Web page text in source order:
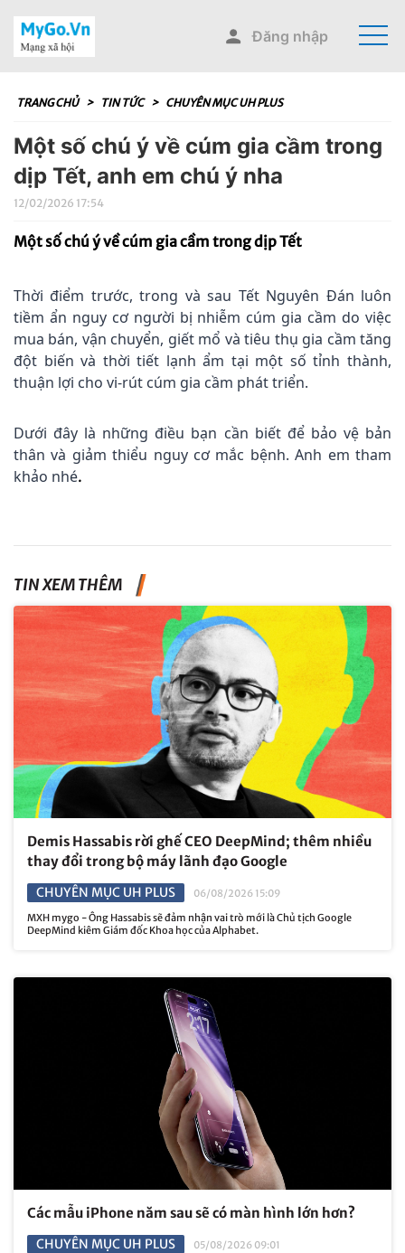
Đăng nhập
TRANG CHỦ > TIN TỨC > CHUYÊN MỤC UH PLUS
Một số chú ý về cúm gia cầm trong
dịp Tết, anh em chú ý nha
12/02/2026 17:54
Một số chú ý về cúm gia cầm trong dịp Tết
Thời điểm trước, trong và sau Tết Nguyên Đán luôn
tiềm ẩn nguy cơ người bị nhiễm cúm gia cầm do việc
mua bán, vận chuyển, giết mổ và tiêu thụ gia cầm tăng
đột biến và thời tiết lạnh ẩm tại một số tỉnh thành,
thuận lợi cho vi-rút cúm gia cầm phát triển.
Dưới đây là những điều bạn cần biết để bảo vệ bản
thân và giảm thiểu nguy cơ mắc bệnh. Anh em tham
khảo nhé.
TIN XEM THÊM
Demis Hassabis rời ghế CEO DeepMind; thêm nhiều
thay đổi trong bộ máy lãnh đạo Google
CHUYÊN MỤC UH PLUS
06/08/2026 15:09
MXH mygo - Ông Hassabis sẽ đảm nhận vai trò mới là Chủ tịch Google
DeepMind kiêm Giám đốc Khoa học của Alphabet.
Các mẫu iPhone năm sau sẽ có màn hình lớn hơn?
CHUYÊN MỤC UH PLUS
05/08/2026 09:01